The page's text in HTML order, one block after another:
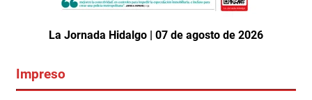
La Jornada Hidalgo | 07 de agosto de 2026
Impreso